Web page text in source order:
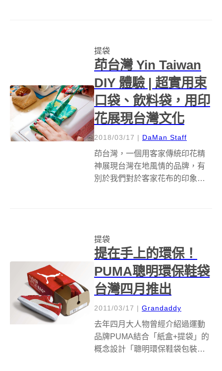
自於日語中...
提袋
茚台灣 Yin Taiwan
DIY 體驗 | 超實用束
口袋、飲料袋，用印
花展現台灣文化
2018/03/17 | DaMan Staff
茚台灣，一個用客家傳統印花精
神展現台灣在地風情的品牌，有
別於我們對於客家花布的印象，
次與 Niceday 玩體驗 合作，來到
茚台...
提袋
提在手上的環保！
PUMA聰明環保鞋袋
台灣四月推出
2011/03/17 | Grandaddy
去年四月大人物曾經介紹過運動
品牌PUMA結合「紙盒+提袋」的
概念設計「聰明環保鞋袋包裝